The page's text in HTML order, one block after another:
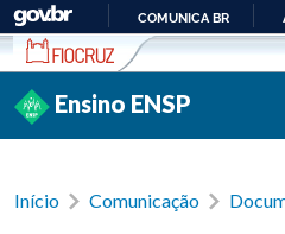
Ir para conteúdo COMUNICA BR
Ensino ENSP
Início Comunicação